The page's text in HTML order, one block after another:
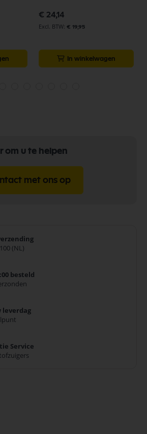
€ 24,14
€ 19,95
In winkelwagen
om u te helpen
met ons op
(NL)
besteld
leverdag
Service